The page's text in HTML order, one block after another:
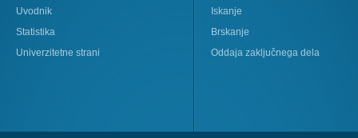
Uvodnik
Statistika
Univerzitetne strani
Iskanje
Brskanje
Oddaja zaključnega dela